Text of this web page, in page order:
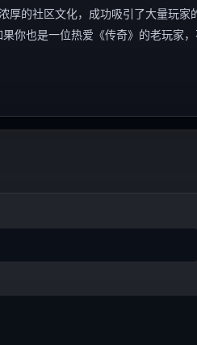
的社区文化，成功吸引了大量玩家
你也是一位热爱《传奇》的老玩家